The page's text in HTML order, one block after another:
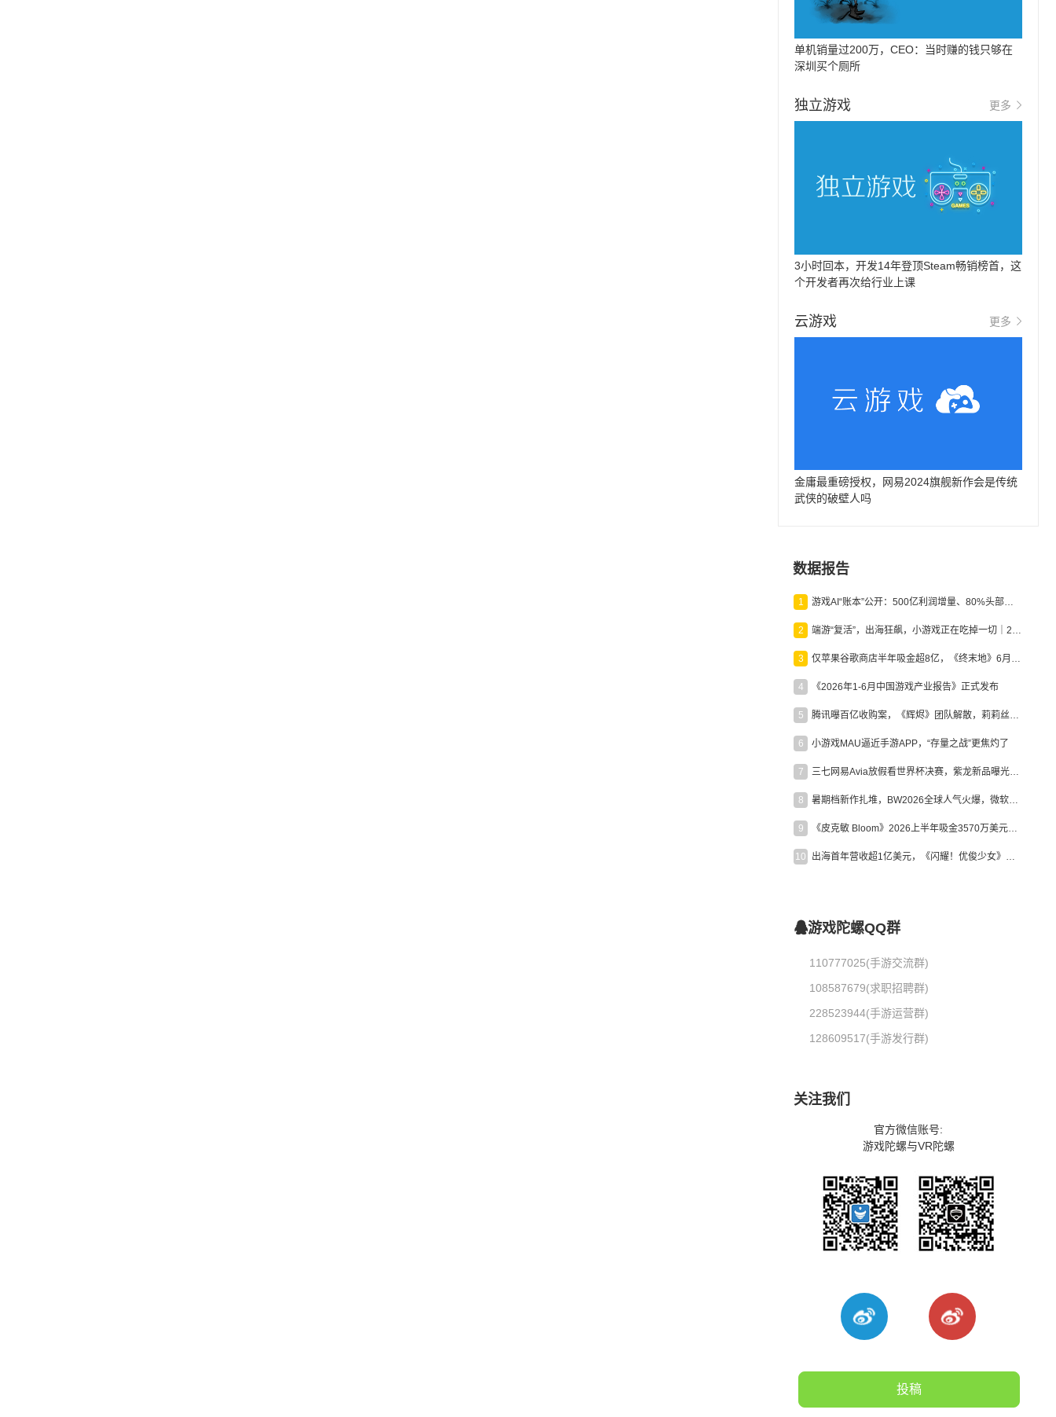
单机销量过200万，CEO：当时赚的钱只够在
深圳买个厕所
独立游戏 更多
3小时回本，开发14年登顶Steam畅销榜首，这
个开发者再次给行业上课
云游戏 更多
金庸最重磅授权，网易2024旗舰新作会是传统
武侠的破壁人吗
数据报告
1 游戏AI“账本”公开：500亿利润增量、80%头部入局，谁在闷声发财？
2 端游“复活”，出海狂飙，小游戏正在吃掉一切｜2026上半年产业报告
3 仅苹果谷歌商店半年吸金超8亿，《终末地》6月份收入显著回暖
4 《2026年1-6月中国游戏产业报告》正式发布
5 腾讯曝百亿收购案，《辉烬》团队解散，莉莉丝新作曝光｜陀螺周报
6 小游戏MAU逼近手游APP，“存量之战”更焦灼了
7 三七网易Avia放假看世界杯决赛，紫龙新品曝光，米哈游新作上线 | 陀螺周报
8 暑期档新作扎堆，BW2026全球人气火爆，微软XBOX大裁员|陀螺周报
9 《皮克敏 Bloom》2026上半年吸金3570万美元，中国台湾成最大市场
10 出海首年营收超1亿美元，《闪耀！优俊少女》美国市场占比达七成
游戏陀螺QQ群
110777025(手游交流群)
108587679(求职招聘群)
228523944(手游运营群)
128609517(手游发行群)
关注我们
官方微信账号:
游戏陀螺与VR陀螺
投稿